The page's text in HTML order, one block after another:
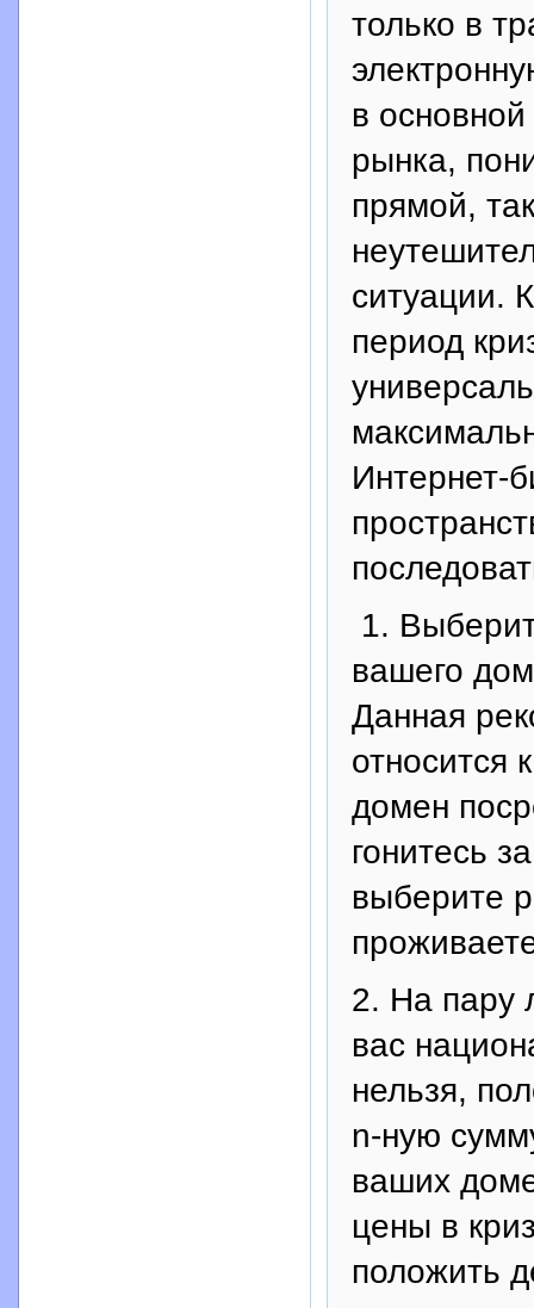
только в
в
рынка,
прямой,
ситуации.
период
Интернет-
1.
вашего
Данная
относится
домен
гонитесь
выберите
2. На пару
вас
нельзя,
n-ную
ваших
цены в
положить